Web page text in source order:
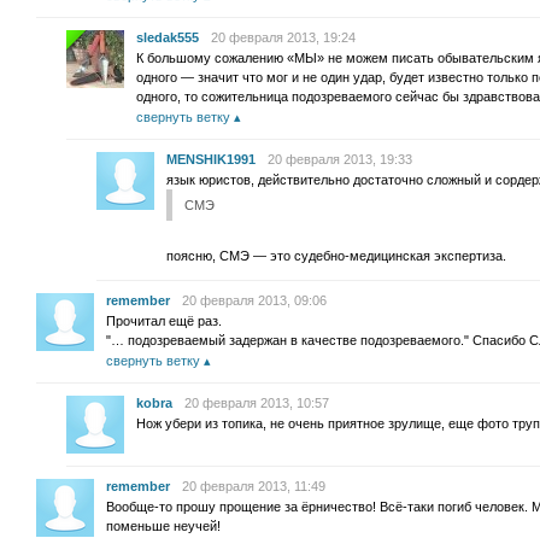
sledak555
20 февраля 2013, 19:24
К большому сожалению «МЫ» не можем писать
одного — значит что мог и не один удар, будет известно
одного, то сожительница подозреваемого сейчас бы
свернуть ветку
MENSHIK1991
20 февраля 2013, 19:33
язык юристов, действительно достаточно сложный и
СМЭ
поясню, СМЭ — это судебно-медицинская экспертиза.
remember
20 февраля 2013, 09:06
Прочитал ещё раз.
"… подозреваемый задержан в качестве подозреваемого." Спасибо
свернуть ветку
kobra
20 февраля 2013, 10:57
Нож убери из топика, не очень приятное зрулище, еще фото
remember
20 февраля 2013, 11:49
Вообще-то прошу прощение за ёрничество! Всё-таки погиб человек.
поменьше неучей!